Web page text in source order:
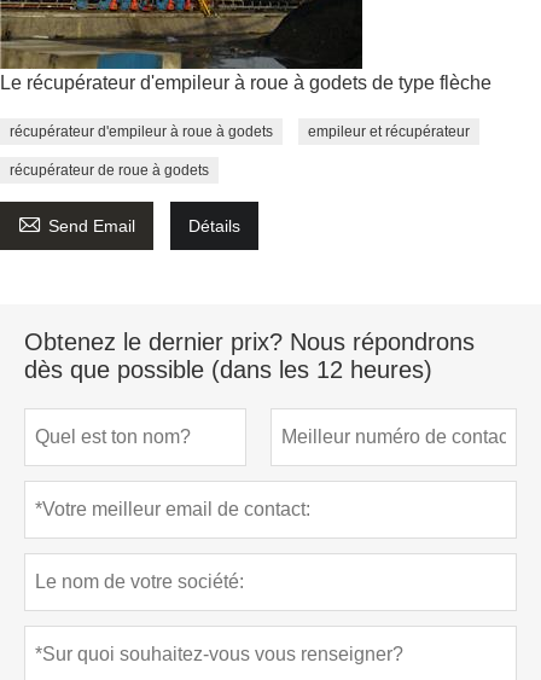
Le récupérateur d'empileur à roue à godets de type flèche
récupérateur d'empileur à roue à godets empileur et récupérateur
récupérateur de roue à godets
 Send Email Détails
Obtenez le dernier prix? Nous répondrons
dès que possible (dans les 12 heures)